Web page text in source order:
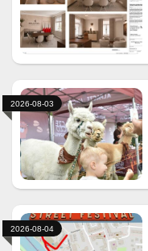
2026-08-03
2026-08-04